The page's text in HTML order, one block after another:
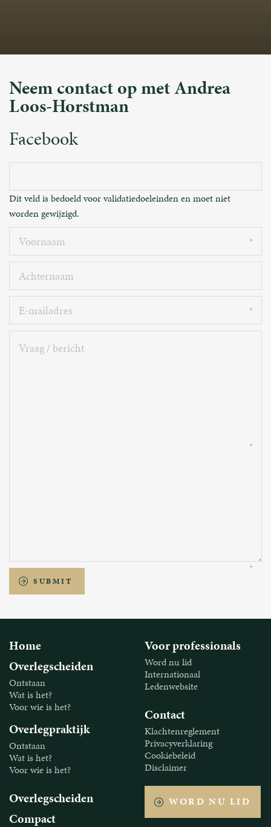
Neem contact op met Andrea
Loos-Horstman
Facebook
Dit veld is bedoeld voor validatiedoeleinden en moet niet
worden gewijzigd.
Voornaam
Achternaam
E-
mailadres
Vraag
SUBMIT
Home
Overlegscheiden
Ontstaan
Wat is het?
Voor wie is het?
Overlegpraktijk
Ontstaan
Wat is het?
Voor wie is het?
Overlegscheiden
Compact
Voor professionals
Word nu lid
Internationaal
Ledenwebsite
Contact
Klachtenreglement
Privacyverklaring
Cookiebeleid
Disclaimer
WORD NU LID